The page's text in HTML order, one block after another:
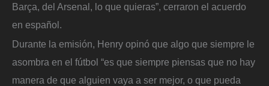
Barça, del Arsenal, lo que quieras”, cerraron el acuerdo
en español.
Durante la emisión, Henry opinó que algo que siempre le
asombra en el fútbol “es que siempre piensas que no hay
manera de que alguien vaya a ser mejor, o que pueda